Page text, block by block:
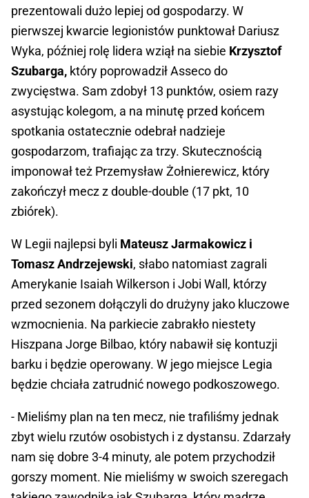
prezentowali dużo lepiej od gospodarzy. W
pierwszej kwarcie legionistów punktował Dariusz
Wyka, później rolę lidera wziął na siebie Krzysztof
Szubarga, który poprowadził Asseco do
zwycięstwa. Sam zdobył 13 punktów, osiem razy
asystując kolegom, a na minutę przed końcem
spotkania ostatecznie odebrał nadzieje
gospodarzom, trafiając za trzy. Skutecznością
imponował też Przemysław Żołnierewicz, który
zakończył mecz z double-double (17 pkt, 10
zbiórek).
W Legii najlepsi byli Mateusz Jarmakowicz i
Tomasz Andrzejewski, słabo natomiast zagrali
Amerykanie Isaiah Wilkerson i Jobi Wall, którzy
przed sezonem dołączyli do drużyny jako kluczowe
wzmocnienia. Na parkiecie zabrakło niestety
Hiszpana Jorge Bilbao, który nabawił się kontuzji
barku i będzie operowany. W jego miejsce Legia
będzie chciała zatrudnić nowego podkoszowego.
- Mieliśmy plan na ten mecz, nie trafiliśmy jednak
zbyt wielu rzutów osobistych i z dystansu. Zdarzały
nam się dobre 3-4 minuty, ale potem przychodził
gorszy moment. Nie mieliśmy w swoich szeregach